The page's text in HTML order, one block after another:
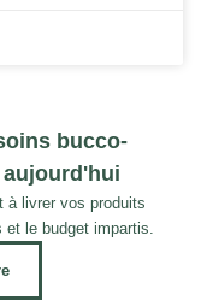
bucco-
à livrer vos produits
et le budget impartis.